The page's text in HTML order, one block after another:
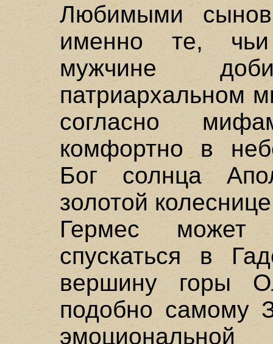
Любимыми
именно те, чьи
мужчине
патриархальном
согласно
комфортно в
Бог солнца
золотой
Гермес
спускаться в
вершину горы
подобно самому